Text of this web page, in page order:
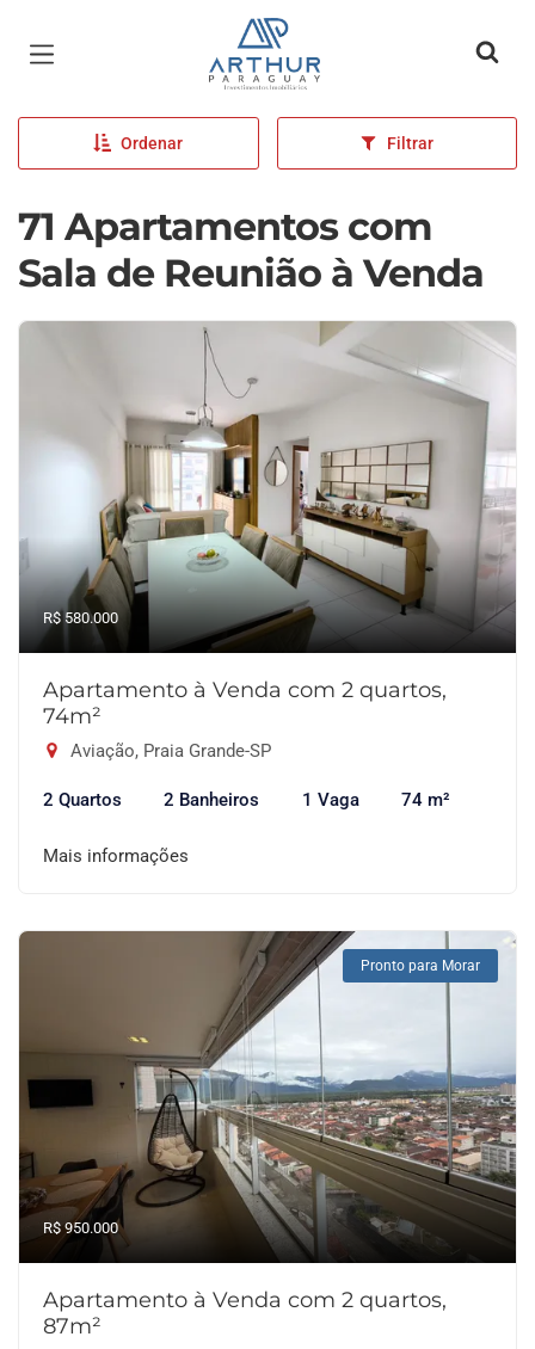
Página inicial
Ordenar Filtrar
71 Apartamentos com
Sala de Reunião à Venda
R$ 580.000
Apartamento à Venda com 2 quartos,
74m²
Aviação, Praia Grande-SP
2 Quartos 2 Banheiros 1 Vaga 74 m²
Mais informações
Pronto para Morar
R$ 950.000
Apartamento à Venda com 2 quartos,
87m²